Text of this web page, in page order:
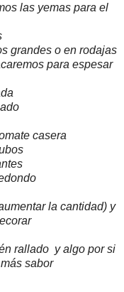
las yemas para el
grandes o en rodajas
para espesar
casera
la cantidad) y
rallado y algo por si
sabor